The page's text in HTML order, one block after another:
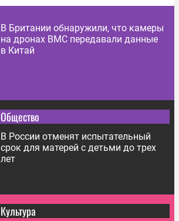
В Британии обнаружили, что камеры
на дронах ВМС передавали данные
в Китай
Общество
В России отменят испытательный
срок для матерей с детьми до трех
лет
Культура